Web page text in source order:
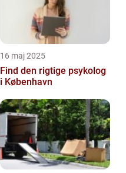
16 maj 2025
Find den rigtige psykolog
i København